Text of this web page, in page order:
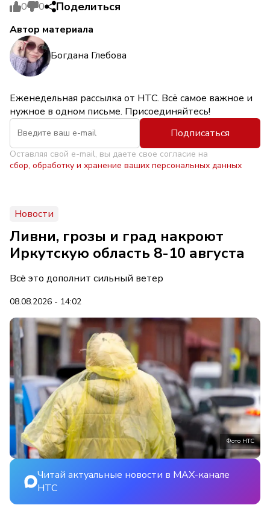
0 0 Поделиться
Автор материала
Богдана Глебова
Еженедельная рассылка от НТС. Всё самое важное и
нужное в одном письме. Присоединяйтесь!
Подписаться
Оставляя свой e-mail, вы даете свое согласие на
сбор, обработку и хранение ваших персональных данных
Новости
Ливни, грозы и град накроют
Иркутскую область 8-10 августа
Всё это дополнит сильный ветер
08.08.2026 - 14:02
Фото НТС
Читай актуальные новости в MAX-канале
НТС